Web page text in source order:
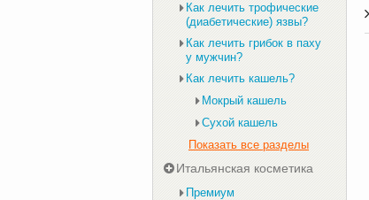
Как лечить трофические
(диабетические) язвы?
Как лечить грибок в паху
у мужчин?
Как лечить кашель?
Мокрый кашель
Сухой кашель
Показать все разделы
Итальянская косметика
Премиум